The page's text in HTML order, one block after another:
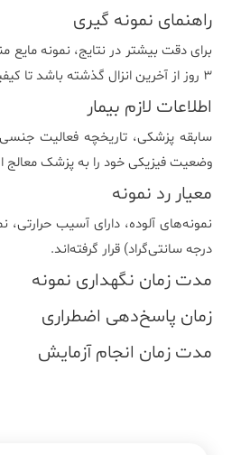
راهنمای نمونه گیری
۳ روز از آخرین انزال گذشته باشد تا کیفیت نمونه مورد ارزیابی قرار گیرد.
اطلاعات لازم بیمار
سابقه پزشکی، تاریخچه فعالیت
وضعیت فیزیکی خود را به پزشک معالج
معیار رد نمونه
درجه سانتی‌گراد) قرار گرفته‌اند.
مدت زمان نگهداری نمونه
زمان پاسخ‌دهی اضطراری
مدت زمان انجام آزمایش